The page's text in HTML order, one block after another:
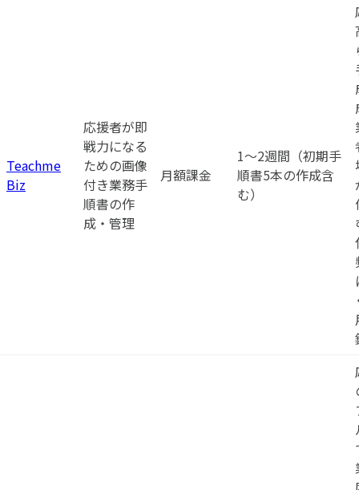
Teachme
Biz
応援者が即
戦力になる
ための画像
付き業務手
順書の作
成・管理
月額課金
1〜2週間（初期手
順書5本の作成含
む）